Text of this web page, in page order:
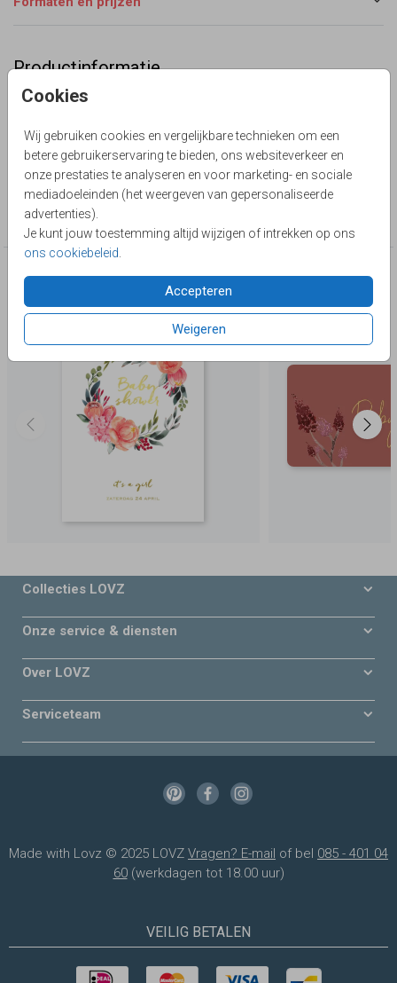
Cookies
Wij gebruiken cookies en vergelijkbare technieken om een
betere gebruikerservaring te bieden, ons websiteverkeer en
onze prestaties te analyseren en voor marketing- en sociale
mediadoeleinden (het weergeven van gepersonaliseerde
advertenties).
Je kunt jouw toestemming altijd wijzigen of intrekken op ons
ons cookiebeleid
Accepteren
Weigeren
Productinformatie
Omschrijving
enkele uitnodiging met bloemen krans voor een meisje.
Met echt goudfolie druk. Alles is zelf aan te passen!
Collectie
Foliedruk zelf maken
Deze producten zijn wellicht ook iets voor je
Collecties LOVZ
Onze service & diensten
Over LOVZ
Serviceteam
Made with Lovz © 2025 LOVZ Vragen? E-mail of bel 085 - 401 04
60(werkdagen tot 18.00 uur)
VEILIG BETALEN